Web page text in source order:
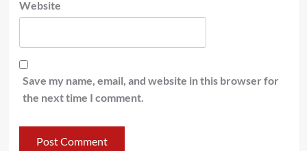
Website
Save my name, email, and website in this browser for
the next time I comment.